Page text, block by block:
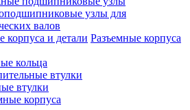
узлы для
валов
Разъемные корпуса
кольца
втулки
втулки
корпуса